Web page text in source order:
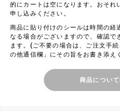
的にカートは空になります。おそれ
申し込みください。
商品に貼り付けのシールは時間の経
なる場合がございますので、確認で
ます。(ご不要の場合は、ご注文手
の他通信欄」にその旨をお書き添え
商品につい